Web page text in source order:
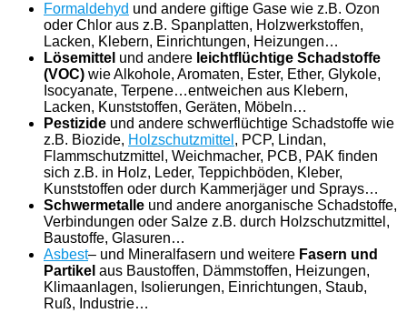
Formaldehyd und andere giftige Gase wie z.B. Ozon
oder Chlor aus z.B. Spanplatten, Holzwerkstoffen,
Lacken, Klebern, Einrichtungen, Heizungen…
Lösemittel und andere leichtflüchtige Schadstoffe
(VOC) wie Alkohole, Aromaten, Ester, Ether, Glykole,
Isocyanate, Terpene…entweichen aus Klebern,
Lacken, Kunststoffen, Geräten, Möbeln…
Pestizide und andere schwerflüchtige Schadstoffe wie
z.B. Biozide, Holzschutzmittel , PCP, Lindan,
Flammschutzmittel, Weichmacher, PCB, PAK finden
sich z.B. in Holz, Leder, Teppichböden, Kleber,
Kunststoffen oder durch Kammerjäger und Sprays…
Schwermetalle und andere anorganische Schadstoffe,
Verbindungen oder Salze z.B. durch Holzschutzmittel,
Baustoffe, Glasuren…
Asbest– und Mineralfasern und weitere Fasern und
Partikel aus Baustoffen, Dämmstoffen, Heizungen,
Klimaanlagen, Isolierungen, Einrichtungen, Staub,
Ruß, Industrie…